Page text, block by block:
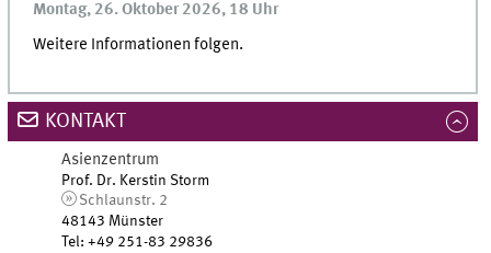
Montag, 26. Oktober 2026, 18 Uhr
Weitere Informationen folgen.
KONTAKT
Asienzentrum
Prof. Dr. Kerstin Storm
Schlaunstr. 2
48143 Münster
Tel:+49 251-83 29836